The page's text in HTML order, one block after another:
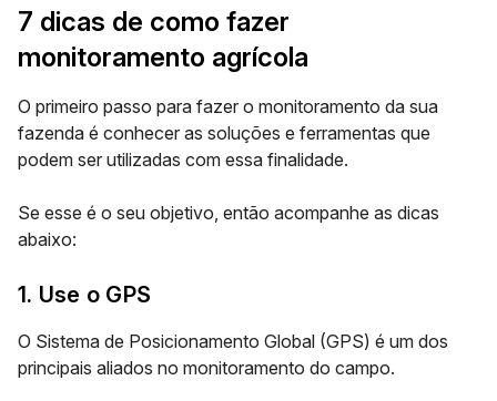
7 dicas de como fazer
monitoramento agrícola
O primeiro passo para fazer o monitoramento da sua
fazenda é conhecer as soluções e ferramentas que
podem ser utilizadas com essa finalidade.
Se esse é o seu objetivo, então acompanhe as dicas
abaixo:
1. Use o GPS
O Sistema de Posicionamento Global (GPS) é um dos
principais aliados no monitoramento do campo.